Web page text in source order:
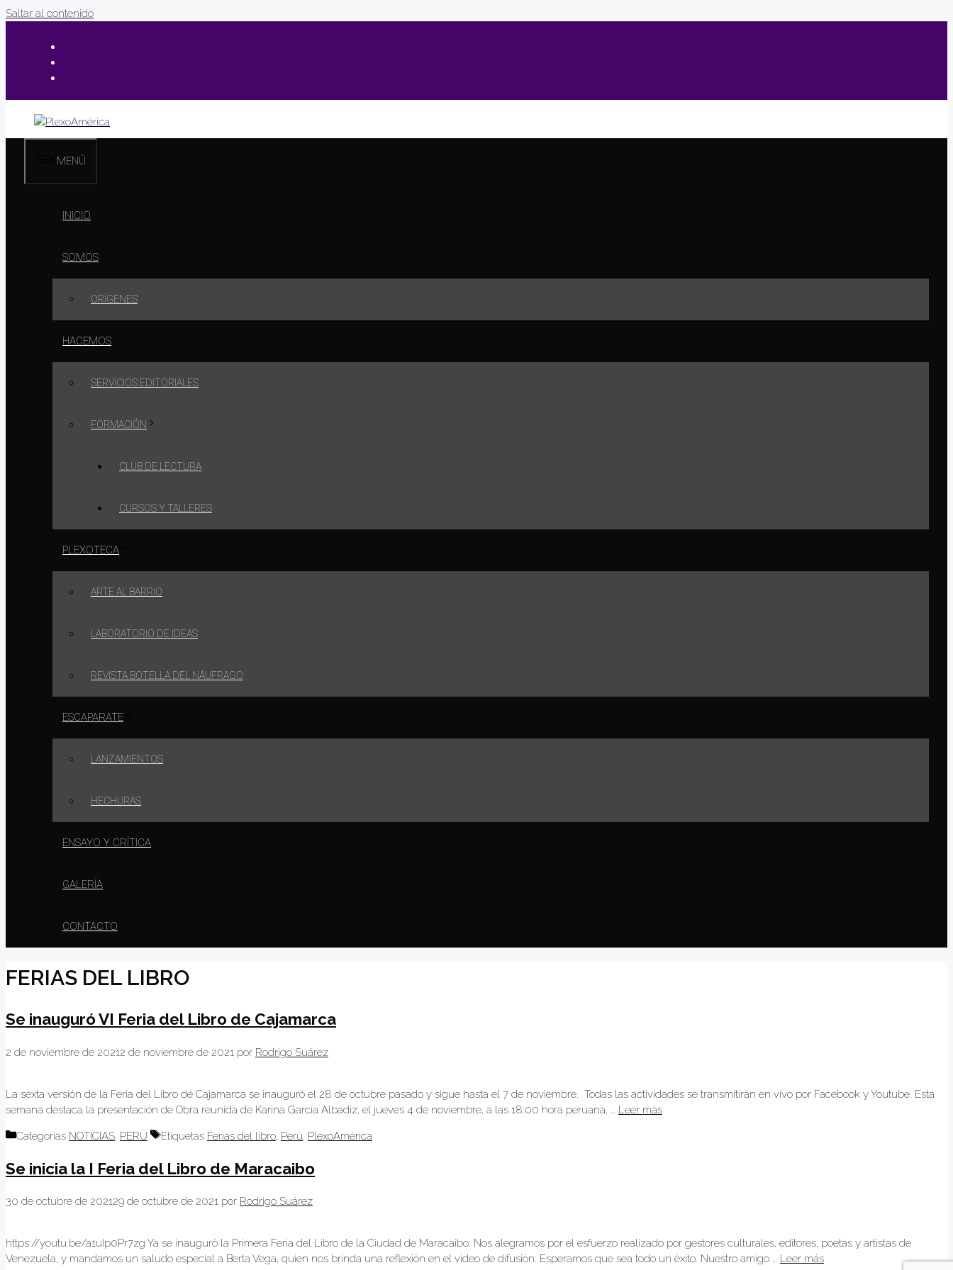
Saltar al contenido
MENÚ
INICIO
SOMOS
ORÍGENES
HACEMOS
SERVICIOS EDITORIALES
FORMACIÓN
CLUB DE LECTURA
CURSOS Y TALLERES
PLEXOTECA
ARTE AL BARRIO
LABORATORIO DE IDEAS
REVISTA BOTELLA DEL NÁUFRAGO
ESCAPARATE
LANZAMIENTOS
HECHURAS
ENSAYO Y CRÍTICA
GALERÍA
CONTACTO
FERIAS DEL LIBRO
Se inauguró VI Feria del Libro de Cajamarca
2 de noviembre de 20212 de noviembre de 2021 por Rodrigo Suárez
La sexta versión de la Feria del Libro de Cajamarca se inauguró el 28 de octubre pasado y sigue hasta el 7 de noviembre. Todas las actividades se transmitirán en vivo por Facebook y Youtube. Esta
semana destaca la presentación de Obra reunida de Karina García Albadiz, el jueves 4 de noviembre, a las 18:00 hora peruana, … Leer más
Categorías NOTICIAS, PERÚ Etiquetas Ferias del libro, Perú, PlexoAmérica
Se inicia la I Feria del Libro de Maracaibo
30 de octubre de 202129 de octubre de 2021 por Rodrigo Suárez
https://youtu.be/a1uIp0Pr7zg Ya se inaugurò la Primera Feria del Libro de la Ciudad de Maracaibo. Nos alegramos por el esfuerzo realizado por gestores culturales, editores, poetas y artistas de
Venezuela, y mandamos un saludo especial a Berta Vega, quien nos brinda una reflexiòn en el video de difusiòn. Esperamos que sea todo un èxito. Nuestro amigo … Leer más